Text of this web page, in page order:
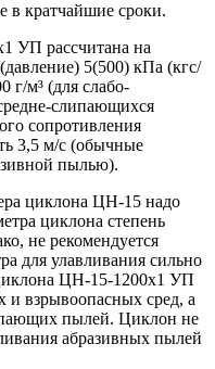
в кратчайшие сроки.
УП рассчитана на
5(500) кПа (кгс/
г/м³ (для слабо-
слипающихся
сопротивления
3,5 м/с (обычные
пылью).
циклона ЦН-15 надо
циклона степень
не рекомендуется
для улавливания сильно
ЦН-15-1200х1 УП
и взрывоопасных сред, а
пылей. Циклон не
абразивных пылей